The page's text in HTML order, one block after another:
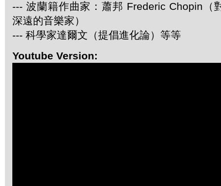
--- 波蘭籍作曲家：蕭邦 Frederic Chopin（
深遠的音樂家）
--- 科學家達爾文（提倡進化論）等等
Youtube Version: